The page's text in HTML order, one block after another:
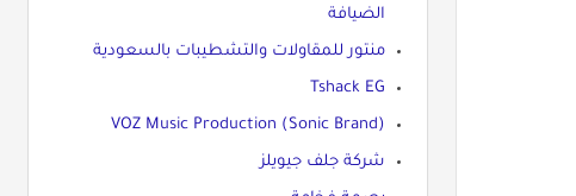
الضيافة
منتور للمقاولات والتشطيبات بالسعودية
Tshack EG
VOZ Music Production (Sonic Brand)
شركة جلف جيويلز